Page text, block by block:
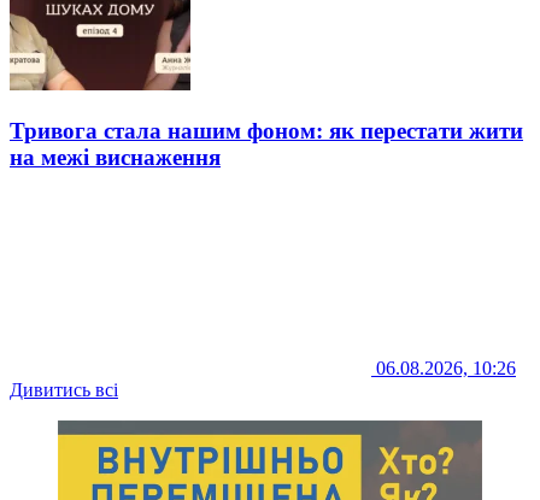
Тривога стала нашим фоном: як перестати жити
на межі виснаження
06.08.2026, 10:26
Дивитись всі